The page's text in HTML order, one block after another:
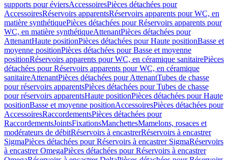
supports pour éviersAccessoiresPièces détachées pour
AccessoiresRéservoirs apparentsRéservoirs apparents pour WC, en
matière synthétiquePièces détachées pour Réservoirs apparents pour
WC, en matière synthétiqueAttenantPièces détachées pour
AttenantHaute positionPièces détachées pour Haute positionBasse et
moyenne positionPièces détachées pour Basse et moyenne
positionRéservoirs apparents pour WC, en céramique sanitairePièces
détachées pour Réservoirs apparents pour WC, en céramique
sanitaireAttenantPièces détachées pour AttenantTubes de chasse
pour réservoirs apparentsPièces détachées pour Tubes de chasse
pour réservoirs apparentsHaute positionPièces détachées pour Haute
positionBasse et moyenne positionAccessoiresPièces détachées pour
AccessoiresRaccordementsPièces détachées pour
RaccordementsJointsFixationsManchettesMamelons, rosaces et
modérateurs de débitRéservoirs à encastrerRéservoirs à encastrer
SigmaPièces détachées pour Réservoirs à encastrer SigmaRéservoirs
à encastrer OmegaPièces détachées pour Réservoirs à encastrer